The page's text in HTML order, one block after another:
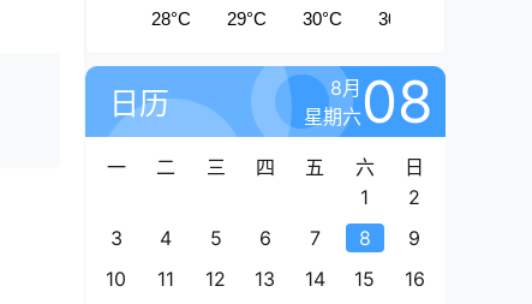
28°C 29°C 30°C 30°C
日历
8月
星期六08
一 二 三 四 五 六
日
1
2
3
4 5 6 7 8
9
10
11 12 13 14 15
16